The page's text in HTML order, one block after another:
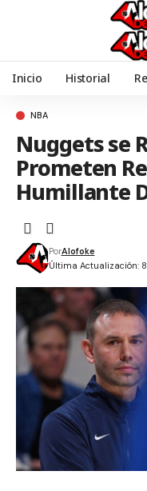
Inicio Historial
NBA
Nuggets se
Prometen
Humillante
Última Actualización:
PorAlofoke